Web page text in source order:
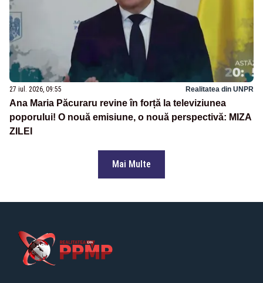
27 iul. 2026, 09:55 Realitatea din UNPR
Ana Maria Păcuraru revine în forță la televiziunea
poporului! O nouă emisiune, o nouă perspectivă: MIZA
ZILEI
Mai Multe